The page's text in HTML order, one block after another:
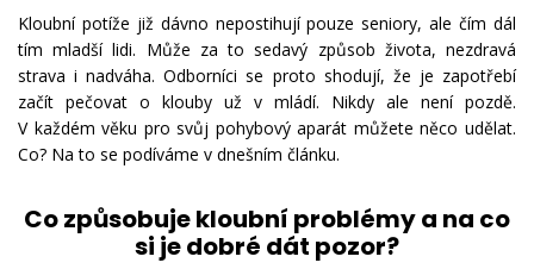
Kloubní potíže již dávno nepostihují pouze seniory, ale čím dál
tím mladší lidi. Může za to sedavý způsob života, nezdravá
strava i nadváha. Odborníci se proto shodují, že je zapotřebí
začít pečovat o klouby už v mládí. Nikdy ale není pozdě.
V každém věku pro svůj pohybový aparát můžete něco udělat.
Co? Na to se podíváme v dnešním článku.
Co způsobuje kloubní problémy a na co
si je dobré dát pozor?